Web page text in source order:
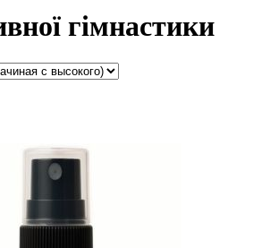
гімнастики